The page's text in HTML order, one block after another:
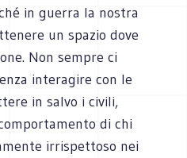
in guerra la nostra
un spazio dove
Non sempre ci
interagire con le
in salvo i civili,
di chi
irrispettoso nei